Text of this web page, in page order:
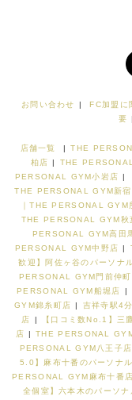
お問い合わせ | FC加盟に
要
店舗一覧 | THE
柏店 | THE
PERSONAL GYM小岩店 |
THE PERSONAL GYM新宿
｜THE PERSONAL GYM
THE PERSONAL GYM秋
PERSONAL GYM高田
PERSONAL GYM中野店 |
歓迎】阿佐ヶ谷のパーソナ
PERSONAL GYM門前仲町
PERSONAL GYM船堀店
|
GYM錦糸町店 |
吉祥寺駅4
店
|
【口コミ数No.1】三
店 | THE PERSONAL
PERSONAL GYM八王子店
5.0】麻布十番のパーソナ
PERSONAL GYM麻布十番
全個室】六本木のパーソ